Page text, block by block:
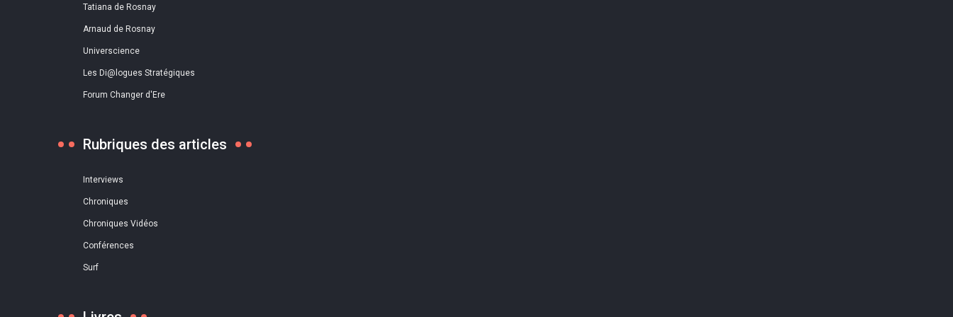
Tatiana de Rosnay
Arnaud de Rosnay
Universcience
Les Di@logues Stratégiques
Forum Changer d'Ere
Rubriques des articles
Interviews
Chroniques
Chroniques Vidéos
Conférences
Surf